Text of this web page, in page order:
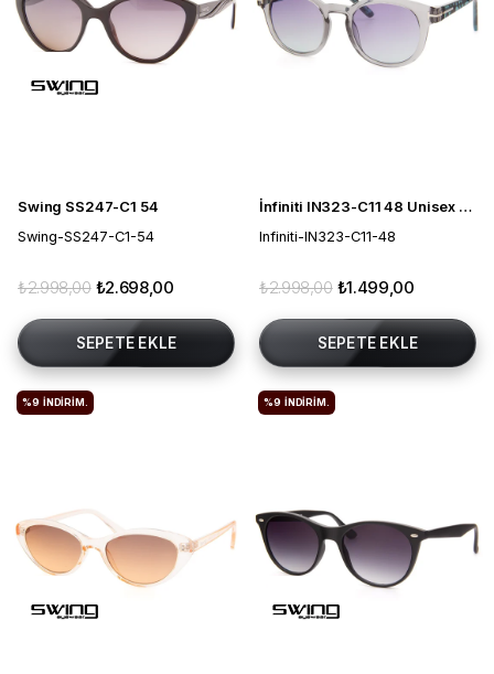
Swing SS247-C1 54
Swing-SS247-C1-54
₺2.698,00
₺2.998,00
SEPETE EKLE
İnfiniti IN323-C11 48 Unisex Güneş Gözlüğü
Infiniti-IN323-C11-48
₺1.499,00
₺2.998,00
SEPETE EKLE
%9 İNDIRIM. %9 İNDIRIM.